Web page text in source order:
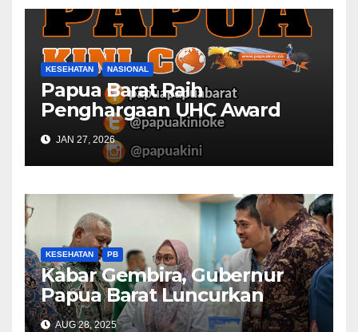
KESEHATAN NASIONAL
Papua Barat Raih
Penghargaan UHC Award
BPJS Kesehatan
JAN 27, 2026
KESEHATAN PB
Kabar Gembira, Gubernur
Papua Barat Luncurkan
Layanan Cuci Darah, Harap
AUG 28, 2025